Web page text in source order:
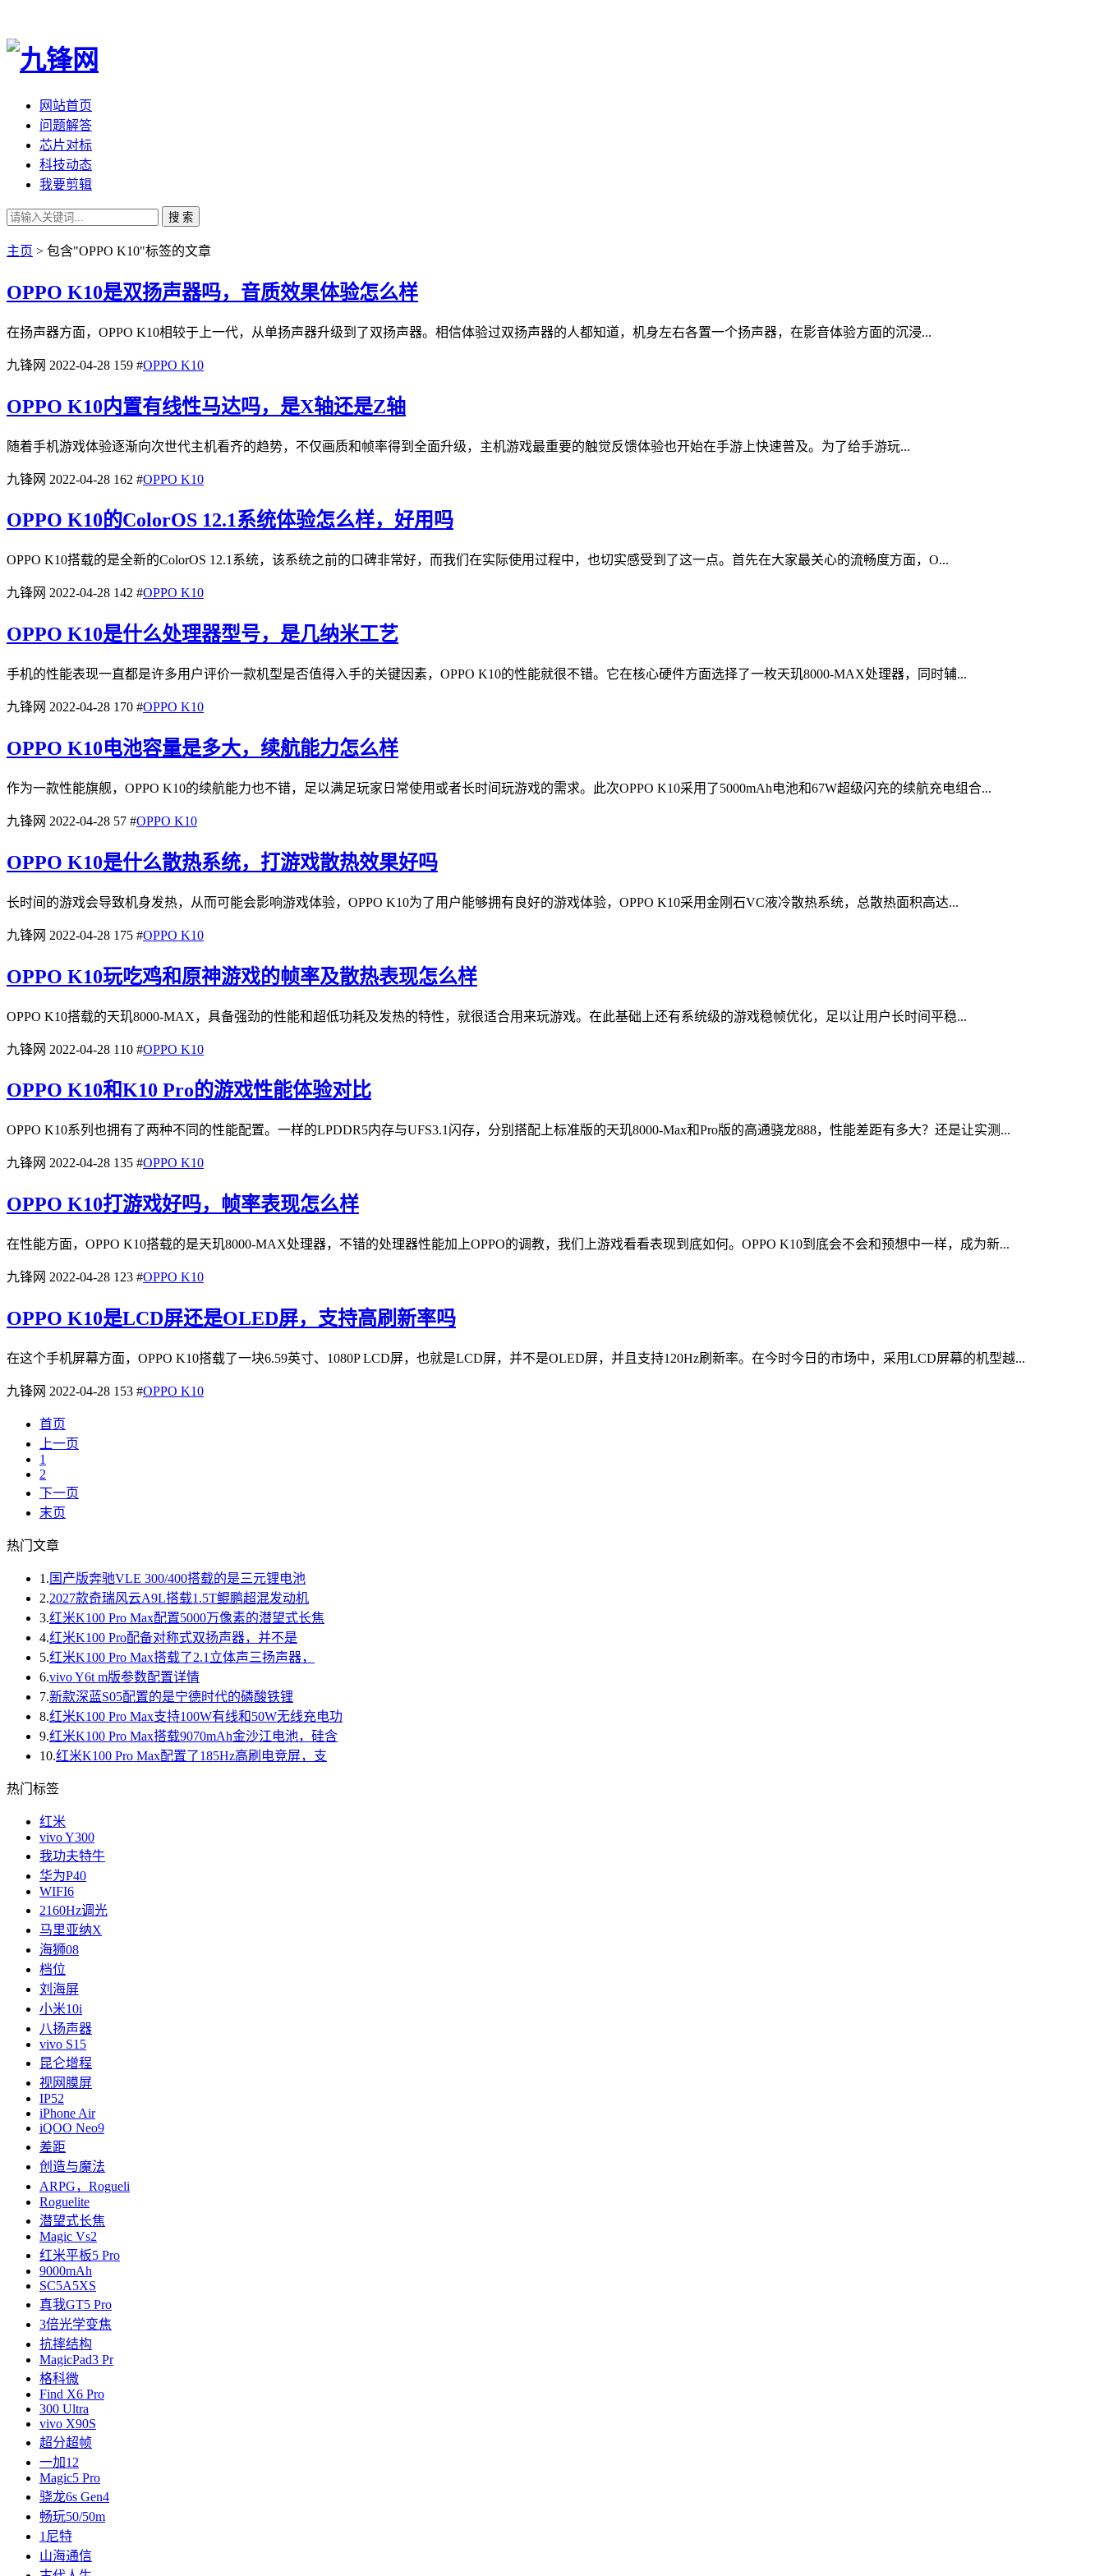
网站首页
问题解答
芯片对标
科技动态
我要剪辑
搜 索
主页 > 包含"OPPO K10"标签的文章
OPPO K10是双扬声器吗，音质效果体验怎么样
在扬声器方面，OPPO K10相较于上一代，从单扬声器升级到了双扬声器。相信体验过双扬声器的人都知道，机身左右各置一个扬声器，在影音体验方面的沉浸...
九锋网 2022-04-28 159 #OPPO K10
OPPO K10内置有线性马达吗，是X轴还是Z轴
随着手机游戏体验逐渐向次世代主机看齐的趋势，不仅画质和帧率得到全面升级，主机游戏最重要的触觉反馈体验也开始在手游上快速普及。为了给手游玩...
九锋网 2022-04-28 162 #OPPO K10
OPPO K10的ColorOS 12.1系统体验怎么样，好用吗
OPPO K10搭载的是全新的ColorOS 12.1系统，该系统之前的口碑非常好，而我们在实际使用过程中，也切实感受到了这一点。首先在大家最关心的流畅度方面，O...
九锋网 2022-04-28 142 #OPPO K10
OPPO K10是什么处理器型号，是几纳米工艺
手机的性能表现一直都是许多用户评价一款机型是否值得入手的关键因素，OPPO K10的性能就很不错。它在核心硬件方面选择了一枚天玑8000-MAX处理器，同时辅...
九锋网 2022-04-28 170 #OPPO K10
OPPO K10电池容量是多大，续航能力怎么样
作为一款性能旗舰，OPPO K10的续航能力也不错，足以满足玩家日常使用或者长时间玩游戏的需求。此次OPPO K10采用了5000mAh电池和67W超级闪充的续航充电组合...
九锋网 2022-04-28 57 #OPPO K10
OPPO K10是什么散热系统，打游戏散热效果好吗
长时间的游戏会导致机身发热，从而可能会影响游戏体验，OPPO K10为了用户能够拥有良好的游戏体验，OPPO K10采用金刚石VC液冷散热系统，总散热面积高达...
九锋网 2022-04-28 175 #OPPO K10
OPPO K10玩吃鸡和原神游戏的帧率及散热表现怎么样
OPPO K10搭载的天玑8000-MAX，具备强劲的性能和超低功耗及发热的特性，就很适合用来玩游戏。在此基础上还有系统级的游戏稳帧优化，足以让用户长时间平稳...
九锋网 2022-04-28 110 #OPPO K10
OPPO K10和K10 Pro的游戏性能体验对比
OPPO K10系列也拥有了两种不同的性能配置。一样的LPDDR5内存与UFS3.1闪存，分别搭配上标准版的天玑8000-Max和Pro版的高通骁龙888，性能差距有多大？还是让实测...
九锋网 2022-04-28 135 #OPPO K10
OPPO K10打游戏好吗，帧率表现怎么样
在性能方面，OPPO K10搭载的是天玑8000-MAX处理器，不错的处理器性能加上OPPO的调教，我们上游戏看看表现到底如何。OPPO K10到底会不会和预想中一样，成为新...
九锋网 2022-04-28 123 #OPPO K10
OPPO K10是LCD屏还是OLED屏，支持高刷新率吗
在这个手机屏幕方面，OPPO K10搭载了一块6.59英寸、1080P LCD屏，也就是LCD屏，并不是OLED屏，并且支持120Hz刷新率。在今时今日的市场中，采用LCD屏幕的机型越...
九锋网 2022-04-28 153 #OPPO K10
首页
上一页
1
2
下一页
末页
热门文章
1. 国产版奔驰VLE 300/400搭载的是三元锂电池
2.2027款奇瑞风云A9L搭载1.5T鲲鹏超混发动机
3.红米K100 Pro Max配置5000万像素的潜望式长焦
4.红米K100 Pro配备对称式双扬声器，并不是
5.红米K100 Pro Max搭载了2.1立体声三扬声器，
6.vivo Y6t m版参数配置详情
7.新款深蓝S05配置的是宁德时代的磷酸铁锂
8.红米K100 Pro Max支持100W有线和50W无线充电功
9.红米K100 Pro Max搭载9070mAh金沙江电池，硅含
10.红米K100 Pro Max配置了185Hz高刷电竞屏，支
热门标签
红米
vivo Y300
我功夫特牛
华为P40
WIFI6
2160Hz调光
马里亚纳X
海狮08
档位
刘海屏
小米10i
八扬声器
vivo S15
昆仑增程
视网膜屏
IP52
iPhone Air
iQOO Neo9
差距
创造与魔法
ARPG，Rogueli
Roguelite
潜望式长焦
Magic Vs2
红米平板5 Pro
9000mAh
SC5A5XS
真我GT5 Pro
3倍光学变焦
抗摔结构
MagicPad3 Pr
格科微
Find X6 Pro
300 Ultra
vivo X90S
超分超帧
一加12
Magic5 Pro
骁龙6s Gen4
畅玩50/50m
1尼特
山海通信